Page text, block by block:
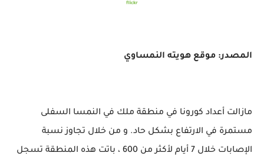
flickr
المصدر: موقع هويته النمساوي
مازالت أعداد كورونا في منطقة ملك في النمسا السفلى
مستمرة في الارتفاع بشكل حاد. و من خلال تجاوز نسبة
الإصابات خلال 7 أيام لأكثر من 600 ، باتت هذه المنطقة تسجل